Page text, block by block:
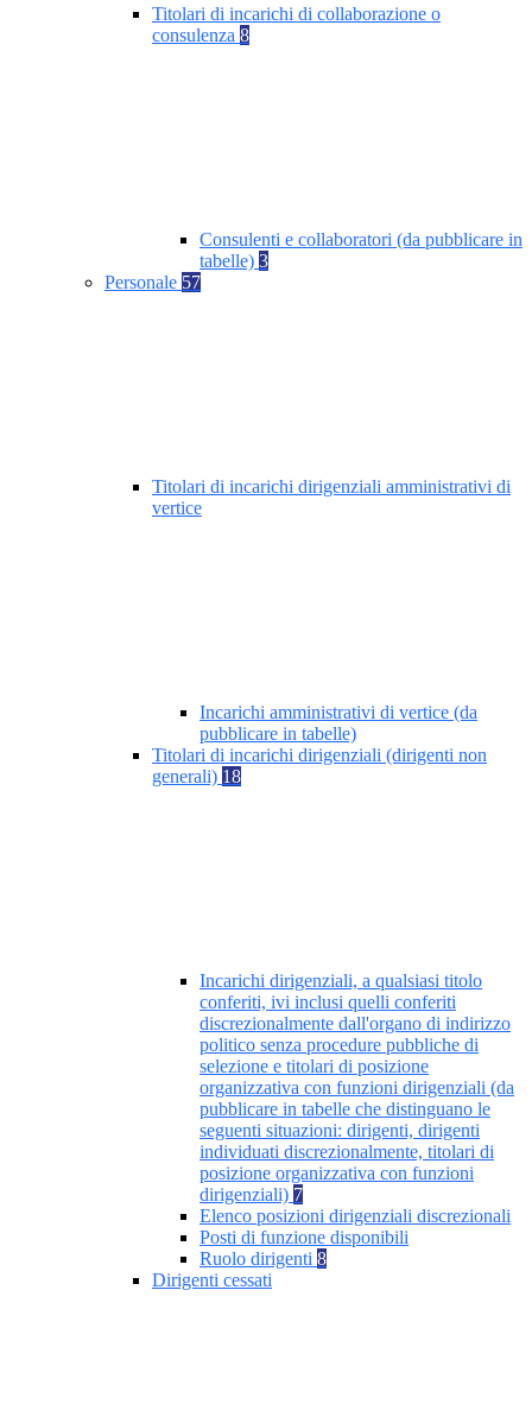
Titolari di incarichi di collaborazione o
consulenza 8
Consulenti e collaboratori (da pubblicare in
tabelle) 3
Personale 57
Titolari di incarichi dirigenziali amministrativi di
vertice
Incarichi amministrativi di vertice (da
pubblicare in tabelle)
Titolari di incarichi dirigenziali (dirigenti non
generali) 18
Incarichi dirigenziali, a qualsiasi titolo
conferiti, ivi inclusi quelli conferiti
discrezionalmente dall'organo di indirizzo
politico senza procedure pubbliche di
selezione e titolari di posizione
organizzativa con funzioni dirigenziali (da
pubblicare in tabelle che distinguano le
seguenti situazioni: dirigenti, dirigenti
individuati discrezionalmente, titolari di
posizione organizzativa con funzioni
dirigenziali) 7
Elenco posizioni dirigenziali discrezionali
Posti di funzione disponibili
Ruolo dirigenti 8
Dirigenti cessati